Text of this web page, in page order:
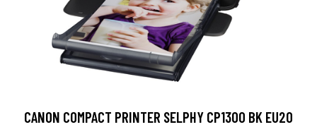
CANON COMPACT PRINTER SELPHY CP1300 BK EU20